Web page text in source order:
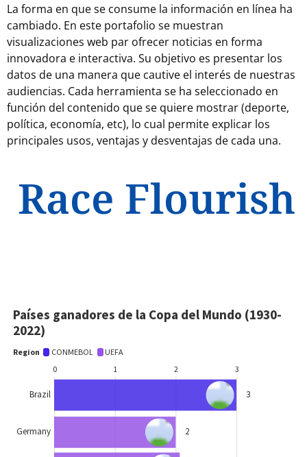
La forma en que se consume la información en línea ha
cambiado. En este portafolio se muestran
visualizaciones web par ofrecer noticias en forma
innovadora e interactiva. Su objetivo es presentar los
datos de una manera que cautive el interés de nuestras
audiencias. Cada herramienta se ha seleccionado en
función del contenido que se quiere mostrar (deporte,
política, economía, etc), lo cual permite explicar los
principales usos, ventajas y desventajas de cada una.
Race Flourish